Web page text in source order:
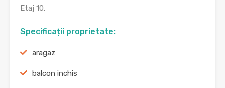
Etaj 10.
Specificații proprietate:
aragaz
balcon inchis